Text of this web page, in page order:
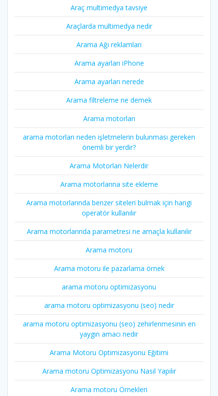
Araç multimedya tavsiye
Araçlarda multimedya nedir
Arama Ağı reklamları
Arama ayarları iPhone
Arama ayarları nerede
Arama filtreleme ne demek
Arama motorları
arama motorları neden işletmelerin bulunması gereken
önemli bir yerdir?
Arama Motorları Nelerdir
Arama motorlarına site ekleme
Arama motorlarında benzer siteleri bulmak için hangi
operatör kullanılır
Arama motorlarında parametresi ne amaçla kullanılır
Arama motoru
Arama motoru ile pazarlama örnek
arama motoru optimizasyonu
arama motoru optimizasyonu (seo) nedir
arama motoru optimizasyonu (seo) zehirlenmesinin en
yaygın amacı nedir
Arama Motoru Optimizasyonu Eğitimi
Arama motoru Optimizasyonu Nasıl Yapılır
Arama motoru Örnekleri